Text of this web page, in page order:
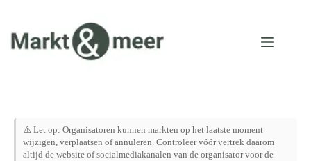
inhoud
⚠️ Let op: Organisatoren kunnen markten op het laatste moment
wijzigen, verplaatsen of annuleren. Controleer vóór vertrek daarom
altijd de website of socialmediakanalen van de organisator voor de